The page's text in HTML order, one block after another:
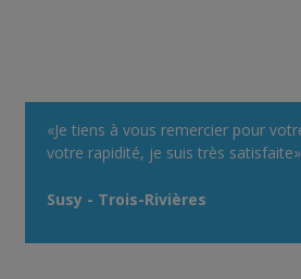
«Je tiens à vous remercier pour
votre rapidité, je suis très satisfaite»
Susy - Trois-Rivières